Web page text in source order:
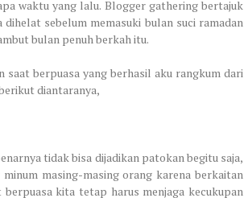
waktu yang lalu. Blogger gathering bertajuk
sebelum memasuki bulan suci ramadan
bulan penuh berkah itu.
berpuasa yang berhasil aku rangkum dari
diantaranya,
tidak bisa dijadikan patokan begitu saja,
masing-masing orang karena berkaitan
kita tetap harus menjaga kecukupan